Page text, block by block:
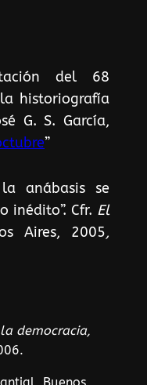
del 68
historiografía
G. S. García,
”
anábasis se
inédito”. Cfr. El
Aires, 2005,
democracia,